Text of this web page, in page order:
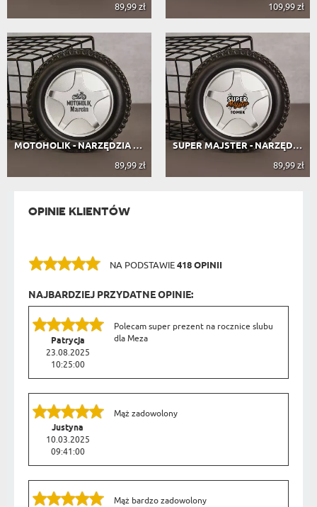
89,99 zł 109,99 zł
MOTOHOLIK - NARZĘDZIA W KOLE SAMOCH...
89,99 zł
SUPER MAJSTER - NARZĘDZIA W KOLE SA...
89,99 zł
OPINIE KLIENTÓW
NA PODSTAWIE418 OPINII
NAJBARDZIEJ PRZYDATNE OPINIE:
Patrycja
23.08.2025
10:25:00
Polecam super prezent na rocznice slubu
dla Meza
Justyna
10.03.2025
09:41:00
Mąż zadowolony
Mąż bardzo zadowolony